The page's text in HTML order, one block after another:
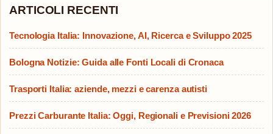
ARTICOLI RECENTI
Tecnologia Italia: Innovazione, AI, Ricerca e Sviluppo 2025
Bologna Notizie: Guida alle Fonti Locali di Cronaca
Trasporti Italia: aziende, mezzi e carenza autisti
Prezzi Carburante Italia: Oggi, Regionali e Previsioni 2026